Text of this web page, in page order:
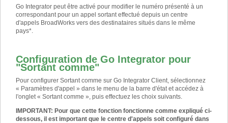
Go Integrator peut être activé pour modifier le numéro présenté à un
correspondant pour un appel sortant effectué depuis un centre
d'appels BroadWorks vers des destinataires situés dans le même
pays*.
Configuration de Go Integrator pour
"Sortant comme"
Pour configurer Sortant comme sur Go Integrator Client, sélectionnez
« Paramètres d'appel » dans le menu de la barre d'état et accédez à
l'onglet « Sortant comme », puis effectuez les choix suivants.
IMPORTANT: Pour que cette fonction fonctionne comme expliqué ci-
dessous, il est important que le centre d'appels soit configuré dans